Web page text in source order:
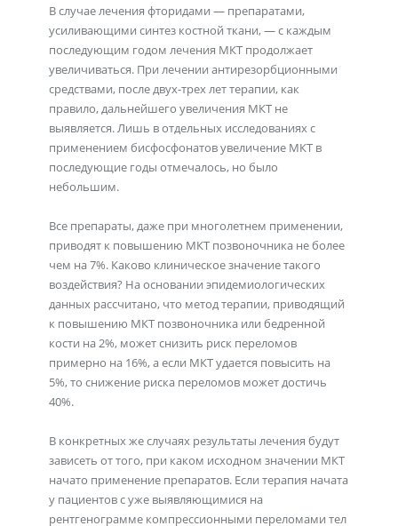
В случае лечения фторидами — препаратами,
усиливающими синтез костной ткани, — с каждым
последующим годом лечения МКТ продолжает
увеличиваться. При лечении антирезорбционными
средствами, после двух-трех лет терапии, как
правило, дальнейшего увеличения МКТ не
выявляется. Лишь в отдельных исследованиях с
применением бисфосфонатов увеличение МКТ в
последующие годы отмечалось, но было
небольшим.
Все препараты, даже при многолетнем применении,
приводят к повышению МКТ позвоночника не более
чем на 7%. Каково клиническое значение такого
воздействия? На основании эпидемиологических
данных рассчитано, что метод терапии, приводящий
к повышению МКТ позвоночника или бедренной
кости на 2%, может снизить риск переломов
примерно на 16%, а если МКТ удается повысить на
5%, то снижение риска переломов может достичь
40%.
В конкретных же случаях результаты лечения будут
зависеть от того, при каком исходном значении МКТ
начато применение препаратов. Если терапия начата
у пациентов с уже выявляющимися на
рентгенограмме компрессионными переломами тел